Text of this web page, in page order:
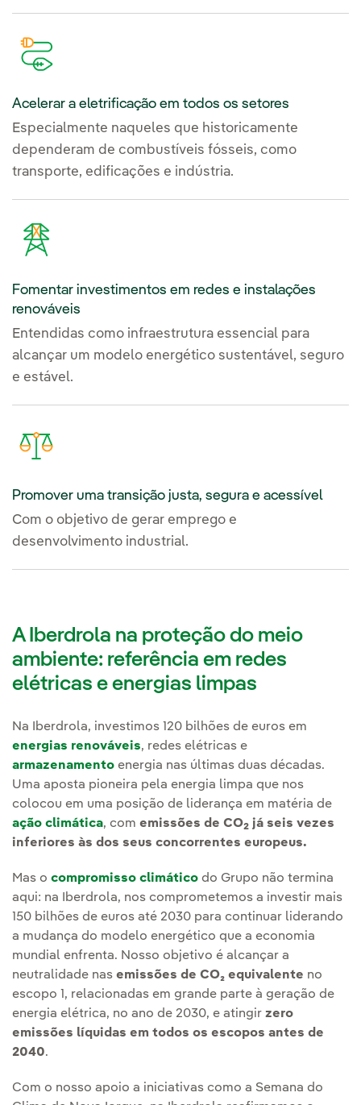
Acelerar a eletrificação em todos os setores
Especialmente naqueles que historicamente
dependeram de combustíveis fósseis, como
transporte, edificações e indústria.
Fomentar investimentos em redes e instalações
renováveis
Entendidas como infraestrutura essencial para
alcançar um modelo energético sustentável, seguro
e estável.
Promover uma transição justa, segura e acessível
Com o objetivo de gerar emprego e
desenvolvimento industrial.
A Iberdrola na proteção do meio
ambiente: referência em redes
elétricas e energias limpas
Na Iberdrola, investimos 120 bilhões de euros em
energias renováveis, redes elétricas e
armazenamento energia nas últimas duas décadas.
Uma aposta pioneira pela energia limpa que nos
colocou em uma posição de liderança em matéria de
ação climática, com emissões de CO2 já seis vezes
inferiores às dos seus concorrentes europeus.
Mas o compromisso climático do Grupo não termina
aqui: na Iberdrola, nos comprometemos a investir mais
150 bilhões de euros até 2030 para continuar liderando
a mudança do modelo energético que a economia
mundial enfrenta. Nosso objetivo é alcançar a
neutralidade nas emissões de CO₂ equivalente no
escopo 1, relacionadas em grande parte à geração de
energia elétrica, no ano de 2030, e atingir zero
emissões líquidas em todos os escopos antes de
2040.
Com o nosso apoio a iniciativas como a Semana do